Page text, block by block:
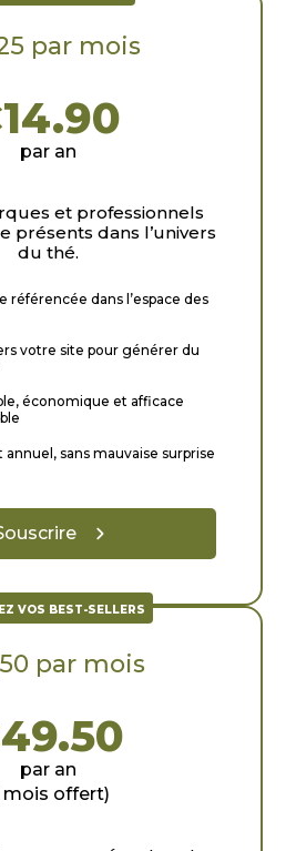
par mois
14.90
par an
et professionnels
présents dans l’univers
du thé.
référencée dans l’espace des
votre site pour générer du
économique et afficace
sans mauvaise surprise
VOS BEST-SELLERS
par mois
49.50
par an
mois offert)